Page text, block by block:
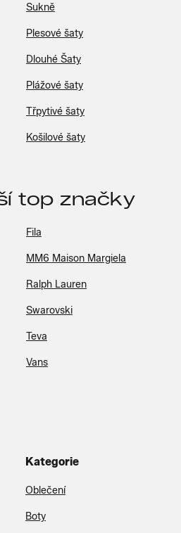
Sukně
Plesové šaty
Dlouhé Šaty
Plážové šaty
Třpytivé šaty
Košilové šaty
top značky
Fila
MM6 Maison Margiela
Ralph Lauren
Swarovski
Teva
Vans
Kategorie
Oblečení
Boty